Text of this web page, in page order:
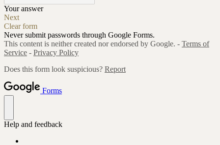
Your answer
Next
Clear form
Never submit passwords through Google Forms.
This content is neither created nor endorsed by Google. - Terms of
Service - Privacy Policy
Does this form look suspicious? Report
Forms
Help and feedback